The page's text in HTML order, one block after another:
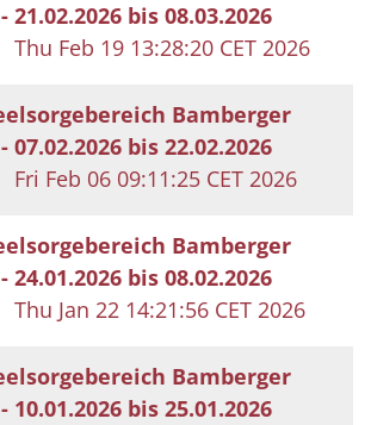
21.02.2026 bis 08.03.2026
Thu Feb 19 13:28:20 CET 2026
Bamberger
07.02.2026 bis 22.02.2026
Fri Feb 06 09:11:25 CET 2026
Bamberger
24.01.2026 bis 08.02.2026
Thu Jan 22 14:21:56 CET 2026
Bamberger
10.01.2026 bis 25.01.2026